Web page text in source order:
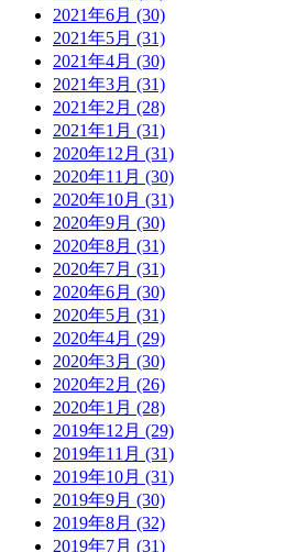
2021年6月 (30)
2021年5月 (31)
2021年4月 (30)
2021年3月 (31)
2021年2月 (28)
2021年1月 (31)
2020年12月 (31)
2020年11月 (30)
2020年10月 (31)
2020年9月 (30)
2020年8月 (31)
2020年7月 (31)
2020年6月 (30)
2020年5月 (31)
2020年4月 (29)
2020年3月 (30)
2020年2月 (26)
2020年1月 (28)
2019年12月 (29)
2019年11月 (31)
2019年10月 (31)
2019年9月 (30)
2019年8月 (32)
2019年7月 (31)